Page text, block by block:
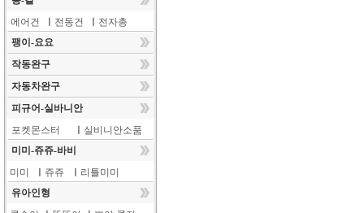
에어건
전동건
전자총
팽이-요요
작동완구
자동차완구
피규어-실바니안
포켓몬스터
실비니안소품
미미-쥬쥬-바비
미미
쥬쥬
리틀미미
유아인형